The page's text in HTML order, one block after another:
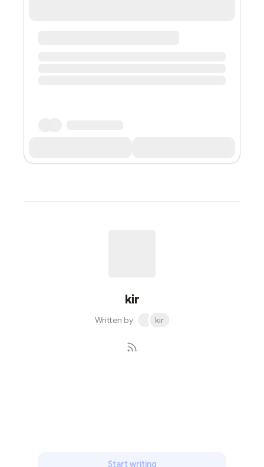
kir
Written by kir
Start writing